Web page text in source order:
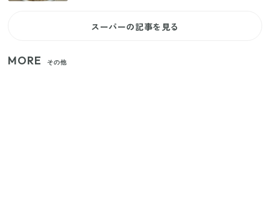
スーパーの記事を見る
MORE その他